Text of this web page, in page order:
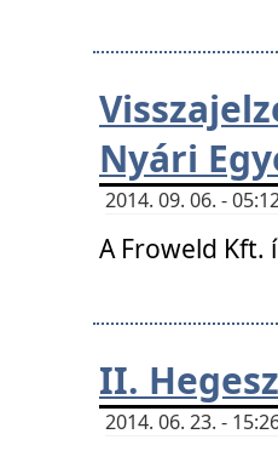
Nyári
2014. 09. 06. -
A Froweld
II.
2014. 06. 23. -